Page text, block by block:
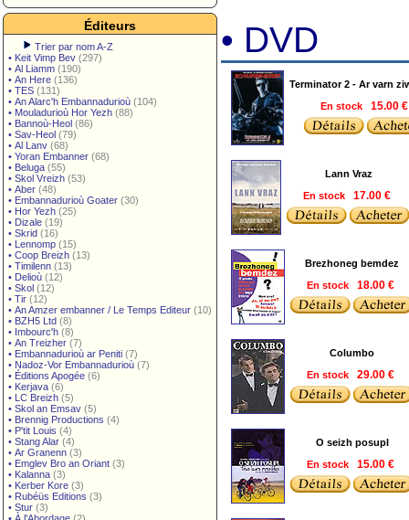
Éditeurs
Trier par nom A-Z
• Keit Vimp Bev (297)
• Al Liamm (190)
• An Here (136)
• TES (131)
• An Alarc'h Embannadurioù (104)
• Mouladurioù Hor Yezh (88)
• Bannoù-Heol (86)
• Sav-Heol (79)
• Al Lanv (68)
• Yoran Embanner (68)
• Beluga (55)
• Skol Vreizh (53)
• Aber (48)
• Embannadurioù Goater (30)
• Hor Yezh (25)
• Dizale (19)
• Skrid (16)
• Lennomp (15)
• Coop Breizh (13)
• Timilenn (13)
• Delioù (12)
• Skol (12)
• Tir (12)
• An Amzer embanner / Le Temps Editeur (10)
• BZH5 Ltd (8)
• Imbourc'h (8)
• An Treizher (7)
• Embannadurioù ar Peniti (7)
• Nadoz-Vor Embannadurioù (7)
• Éditions Apogée (6)
• Kerjava (6)
• LC Breizh (5)
• Skol an Emsav (5)
• Brennig Productions (4)
• P'tit Louis (4)
• Stang Alar (4)
• Ar Granenn (3)
• Emglev Bro an Oriant (3)
• Kalanna (3)
• Kerber Kore (3)
• Rubéüs Editions (3)
• Stur (3)
• DVD
Terminator 2 - Ar varn
En stock
15.00
Lann Vraz
En stock
17.00 €
Brezhoneg bemdez
En stock
18.00 €
Columbo
En stock
29.00 €
O seizh posupl
En stock
15.00 €